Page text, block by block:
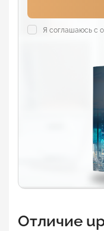
Я соглашаюсь с
Отличие